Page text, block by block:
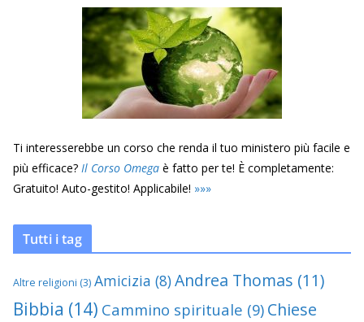
Ti interesserebbe un corso che renda il tuo ministero più facile e
più efficace? Il Corso Omega è fatto per te! È completamente:
Gratuito! Auto-gestito! Applicabile! »»»
Tutti i tag
Altre religioni (3) Amicizia (8)Andrea Thomas (11)
Bibbia (14) Cammino spirituale (9) Chiese